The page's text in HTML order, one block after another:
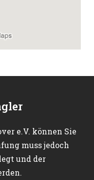
e.V. können Sie
muss jedoch
und der